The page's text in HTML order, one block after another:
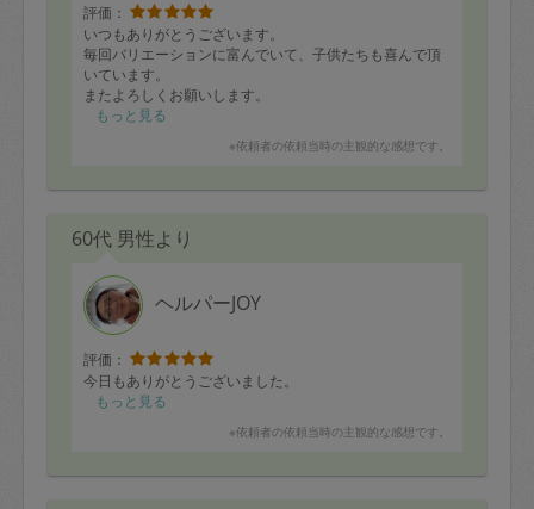
評価：
いつもありがとうございます。
毎回バリエーションに富んでいて、子供たちも喜んで頂
いています。
またよろしくお願いします。
もっと見る
※依頼者の依頼当時の主観的な感想です。
60代 男性より
ヘルパーJOY
評価：
今日もありがとうございました。
もっと見る
※依頼者の依頼当時の主観的な感想です。